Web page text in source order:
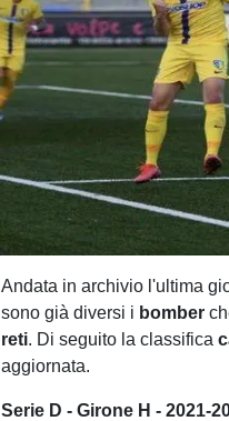
Andata in archivio l'ultima
sono già diversi i bomber
reti. Di seguito la classifica
aggiornata.
Serie D - Girone H - 2021-